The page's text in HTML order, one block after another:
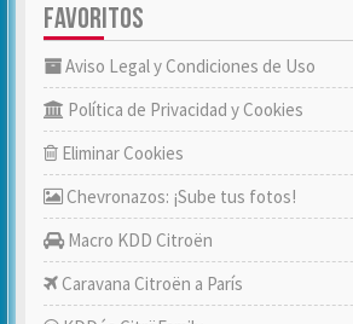
FAVORITOS
Aviso Legal y Condiciones de Uso
Política de Privacidad y Cookies
Eliminar Cookies
Chevronazos: ¡Sube tus fotos!
Macro KDD Citroën
Caravana Citroën a París